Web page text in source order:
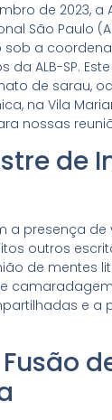
de 2023, a
São Paulo
a
da ALB-SP.
de sarau,
na Vila
nossas
de
a presença de
outros
de mentes
e a